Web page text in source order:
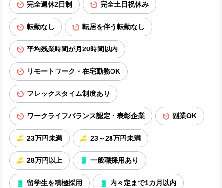
完全週休2日制 完全土日祝休み
転勤なし 転居を伴う転勤なし
平均残業時間が月20時間以内
リモートワーク・在宅勤務OK
フレックスタイム制度あり
ワークライフバランス認定・表彰企業 副業OK
23万円未満 23～28万円未満
28万円以上 一般職採用あり
留学生を積極採用 内々定まで1カ月以内